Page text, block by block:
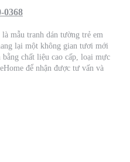
0368
mẫu tranh dán tường trẻ em
lại một không gian tươi mới
chất liệu cao cấp, loại mực
để nhận được tư vấn và